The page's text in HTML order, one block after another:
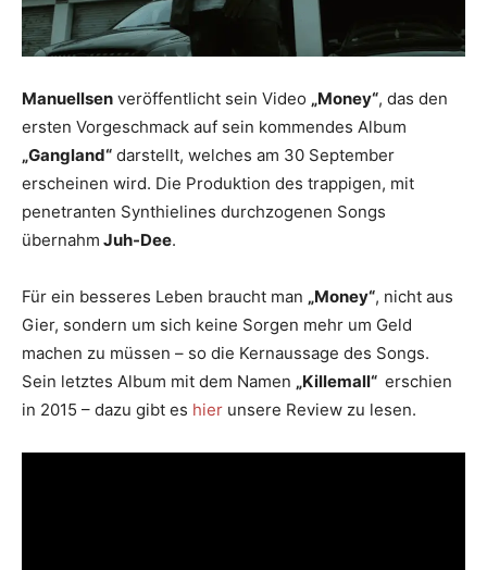
Manuellsen veröffentlicht sein Video „Money“, das den
ersten Vorgeschmack auf sein kommendes Album
„Gangland“ darstellt, welches am 30 September
erscheinen wird. Die Produktion des trappigen, mit
penetranten Synthielines durchzogenen Songs
übernahm Juh-Dee.
Für ein besseres Leben braucht man „Money“, nicht aus
Gier, sondern um sich keine Sorgen mehr um Geld
machen zu müssen – so die Kernaussage des Songs.
Sein letztes Album mit dem Namen „Killemall“ erschien
in 2015 – dazu gibt es hier unsere Review zu lesen.